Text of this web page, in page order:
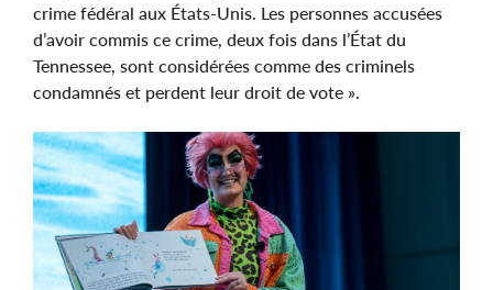
crime fédéral aux États-Unis. Les personnes accusées
d’avoir commis ce crime, deux fois dans l’État du
Tennessee, sont considérées comme des criminels
condamnés et perdent leur droit de vote ».
Image